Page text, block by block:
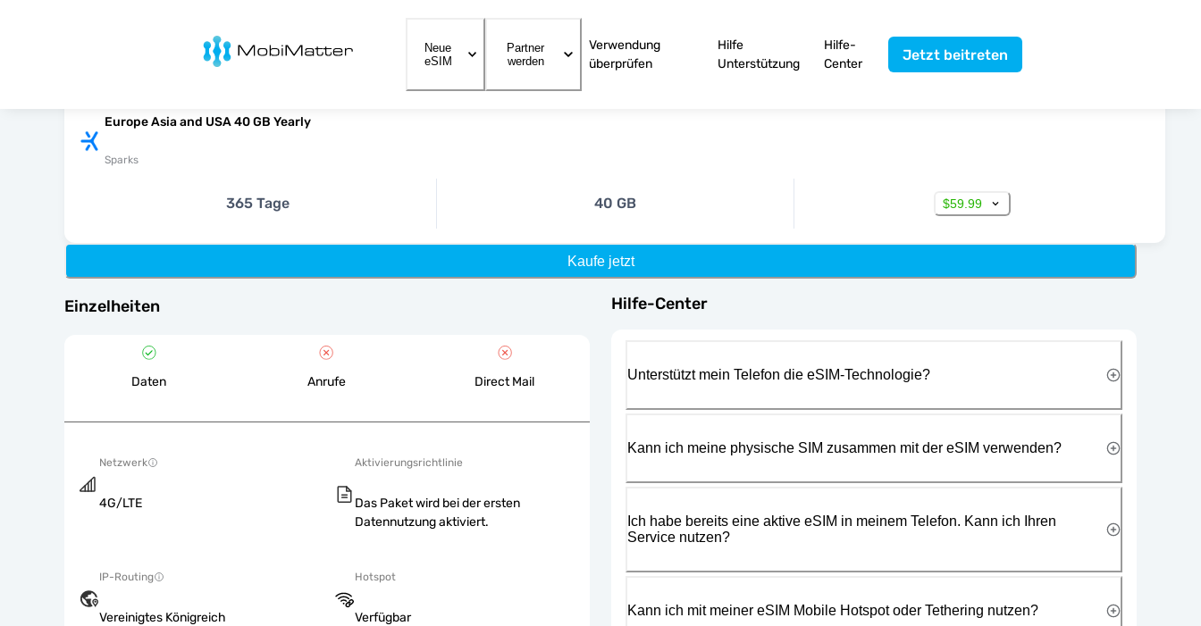
MobiMatter
Neue
eSIM
Partner
werden
Verwendung
überprüfen
Hilfe
Unterstützung
Hilfe-
Center
Jetzt beitreten
Europe Asia and USA 40 GB Yearly
Sparks
365 Tage 40 GB $59.99
Kaufe jetzt
Einzelheiten
Daten Anrufe Direct Mail
Netzwerk
4G/LTE
Aktivierungsrichtlinie
Das Paket wird bei der ersten
Datennutzung aktiviert.
IP-Routing
Vereinigtes Königreich
Hotspot
Verfügbar
Hilfe-Center
Unterstützt mein Telefon die eSIM-Technologie?
Kann ich meine physische SIM zusammen mit der eSIM verwenden?
Ich habe bereits eine aktive eSIM in meinem Telefon. Kann ich Ihren
Service nutzen?
Kann ich mit meiner eSIM Mobile Hotspot oder Tethering nutzen?